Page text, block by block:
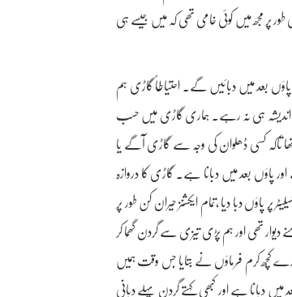
طور پر مجھ میں کوئی خامی تھی کہ میں جیسے ہی
بعد میں دبائیں گے۔ احتیاطاً گاڑی ہم
کا اندیشہ ہی نہ رہے۔ ہماری گاڑی میں حسب
تاکہ کسی ڈھلوان کی وجہ سے گاڑی آگے یا
بعد میں دبانا ہے۔ گاڑی کا دروازہ
پر پاؤں دبا دیا ،تمام ایکشنز حیران کن طور پر
تھی اور ہم پڑی تیزی سے گردن گھُما کر
ہمارے کُچھ کرم فرماؤں نے بتایا جس وقت ہمیں
دبانا ہے اور کبھی کہتے گردن پہلے دبانی